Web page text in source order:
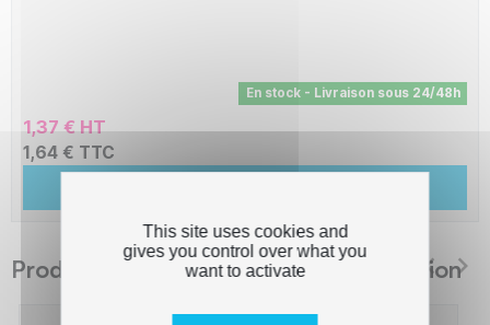
En stock - Livraison sous 24/48h
1,37 € HT
1,64 € TTC
Produits suggérés The Premium Solution
This site uses cookies and
gives you control over what you
want to activate